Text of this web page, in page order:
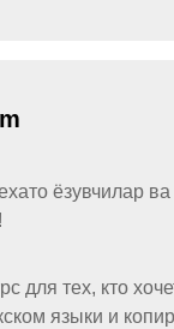
ёзувчилар
для тех, кто
языки и